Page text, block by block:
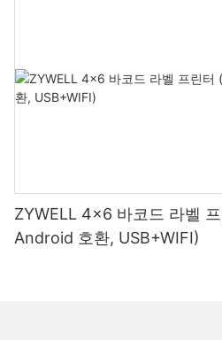
ZYWELL 4x6 바코드 라벨
Android 호환, USB+WIFI)